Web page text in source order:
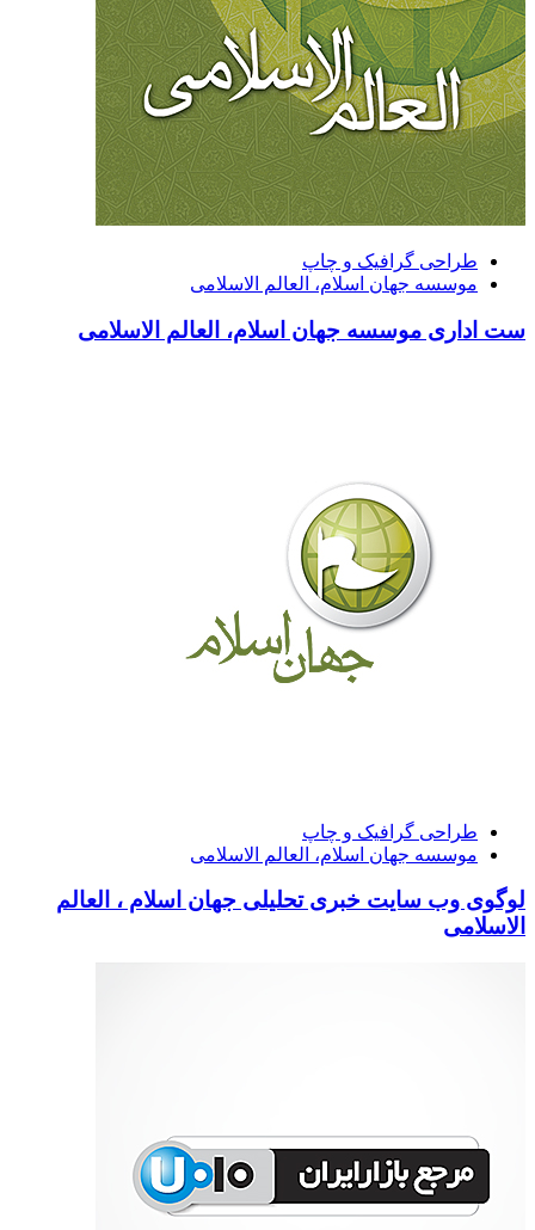
طراحی گرافیک و چاپ
موسسه جهان اسلام، العالم الاسلامی
ست اداری موسسه جهان اسلام، العالم الاسلامی
طراحی گرافیک و چاپ
موسسه جهان اسلام، العالم الاسلامی
لوگوی وب سایت خبری تحلیلی جهان اسلام ، العالم
الاسلامی